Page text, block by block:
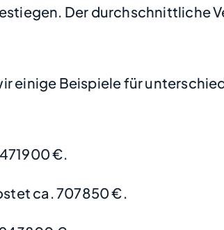
Der durchschnittliche
einige Beispiele für
€.
ca. 707850 €.